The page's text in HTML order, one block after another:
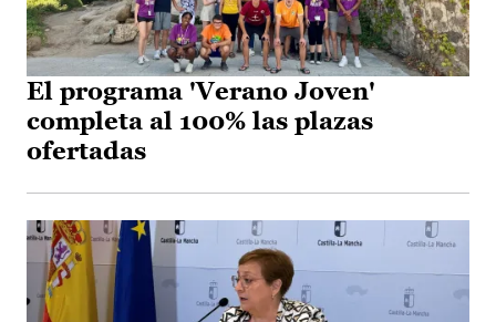
El programa 'Verano Joven'
completa al 100% las plazas
ofertadas